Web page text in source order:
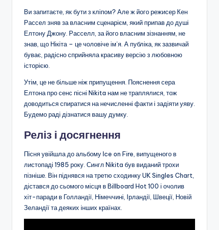
Ви запитаєте, як бути з кліпом? Але ж його режисер Кен
Рассел зняв за власним сценарієм, який припав до душі
Елтону Джону. Расселл, за його власним зізнанням, не
знав, що Нікіта – це чоловіче ім’я. А публіка, як зазвичай
буває, радісно сприйняла красиву версію з любовною
історією.
Утім, це не більше ніж припущення. Пояснення сера
Елтона про сенс пісні Nikita нам не траплялися, тож
доводиться спиратися на нечисленні факти і задіяти уяву.
Будемо раді дізнатися вашу думку.
Реліз і досягнення
Пісня увійшла до альбому Ice on Fire, випущеного в
листопаді 1985 року. Сингл Nikita був виданий трохи
пізніше. Він піднявся на третю сходинку UK Singles Chart,
дістався до сьомого місця в Billboard Hot 100 і очолив
хіт-паради в Голландії, Німеччині, Ірландії, Швеції, Новій
Зеландії та деяких інших країнах.